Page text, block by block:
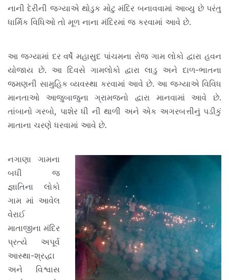
નાની દેરીની જગ્યાએ થોડુક મોટુ મંદિર બનાવવામાં આવ્યુ છે પરંતુ
ધાર્મિક વિધિઓ તો મૂળ નાના મંદિરમાં જ કરવામાં આવે છે.
આ જગ્યામાં દર વર્ષે મહાસુદ પાંચમના રોજ ગામ લોકો દ્વારા હવન
યોજાય છે. આ દિવસે ગામલોકો દ્વારા લાડુ અને દાળ-ભાતના
જમણની સામુહિક વ્યવસ્થા કરવામાં આવે છે. આ જગ્યાએ વિવિધ
માનતાઓ આજુબાજુના ગ્રામજનો દ્વારા માનવામાં આવે છે.
તાંબાનો ગરબો, પાશેર ધી ની થાળી અને એક અગરબત્તીનું પડીકું
માતાના ચરણે ધરવામાં આવે છે.
નગાણા ગામના
બધી જ
જ્ઞાતિના લોકો
ગામ માં આવેલ
વેરાઈ
માતાજીના મંદિર
પ્રત્યે અપૂર્વ
આસ્થા-શ્રદ્ધા
અને વિશ્વાસ